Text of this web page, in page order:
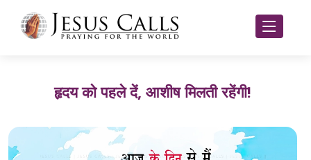
हृदय को पहले दें, आशीष मिलती रहेंगी!